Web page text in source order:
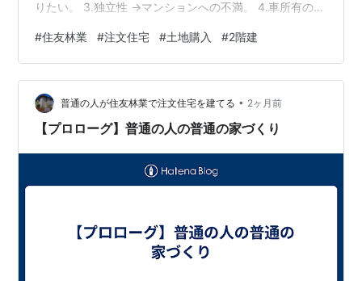
りたい。 3.独立性 →マンションへの不満。 4.車所有のし
ン →「若さは財産」 これらについて次回以降掘り下げて
記事にしていく。 では、そもそも家づくりを始めたきっ
かは何か。それは「人生を進めたいから」であった。 妻
は結婚当初から体調不良が続き、結婚式は計画したもの
の実現できておらず、海外旅行にも行けていない。妻は
#住友林業 #注文住宅 #土地購入 #2階建
普通の人が住友林業で注文住宅を建てる • 2ヶ月前
【プロローグ】普通の人の普通の家づくり